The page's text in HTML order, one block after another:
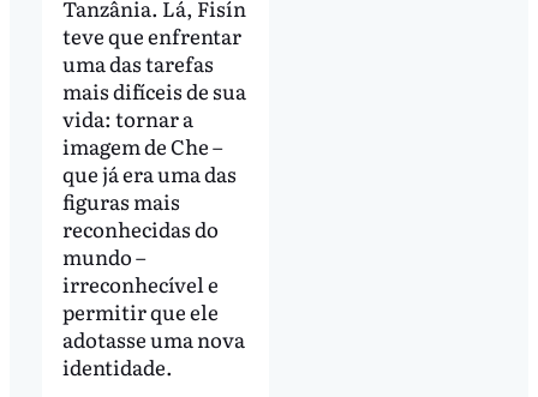
Tanzânia. Lá, Fisín
teve que enfrentar
uma das tarefas
mais difíceis de sua
vida: tornar a
imagem de Che –
que já era uma das
figuras mais
reconhecidas do
mundo –
irreconhecível e
permitir que ele
adotasse uma nova
identidade.